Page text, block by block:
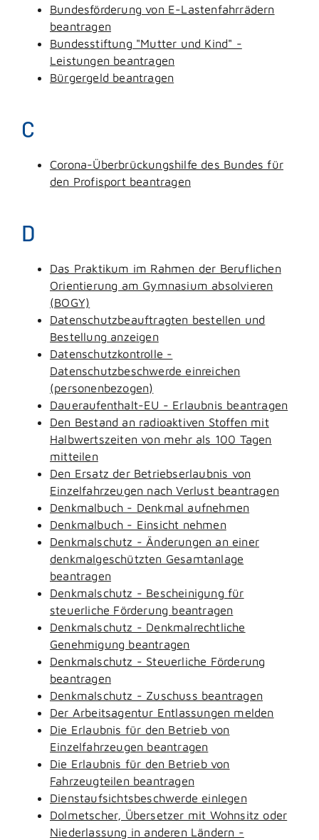
Bundesförderung von E-Lastenfahrrädern
beantragen
Bundesstiftung "Mutter und Kind" -
Leistungen beantragen
Bürgergeld beantragen
C
Corona-Überbrückungshilfe des Bundes für
den Profisport beantragen
D
Das Praktikum im Rahmen der Beruflichen
Orientierung am Gymnasium absolvieren
(BOGY)
Datenschutzbeauftragten bestellen und
Bestellung anzeigen
Datenschutzkontrolle -
Datenschutzbeschwerde einreichen
(personenbezogen)
Daueraufenthalt-EU - Erlaubnis beantragen
Den Bestand an radioaktiven Stoffen mit
Halbwertszeiten von mehr als 100 Tagen
mitteilen
Den Ersatz der Betriebserlaubnis von
Einzelfahrzeugen nach Verlust beantragen
Denkmalbuch - Denkmal aufnehmen
Denkmalbuch - Einsicht nehmen
Denkmalschutz - Änderungen an einer
denkmalgeschützten Gesamtanlage
beantragen
Denkmalschutz - Bescheinigung für
steuerliche Förderung beantragen
Denkmalschutz - Denkmalrechtliche
Genehmigung beantragen
Denkmalschutz - Steuerliche Förderung
beantragen
Denkmalschutz - Zuschuss beantragen
Der Arbeitsagentur Entlassungen melden
Die Erlaubnis für den Betrieb von
Einzelfahrzeugen beantragen
Die Erlaubnis für den Betrieb von
Fahrzeugteilen beantragen
Dienstaufsichtsbeschwerde einlegen
Dolmetscher, Übersetzer mit Wohnsitz oder
Niederlassung in anderen Ländern -